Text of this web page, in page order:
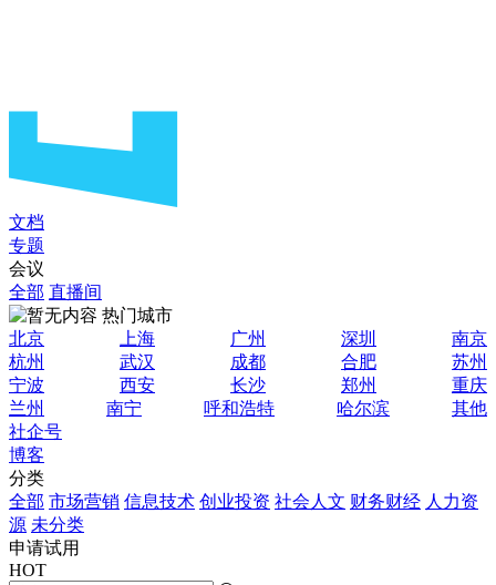
文档
专题
会议
全部 直播间
热门城市
北京
上海 广州 深圳
南京
杭州
武汉 成都 合肥
苏州
宁波
西安 长沙 郑州
重庆
兰州
南宁 呼和浩特 哈尔滨
其他
社企号
博客
分类
全部 市场营销 信息技术 创业投资 社会人文 财务财经 人力资
源 未分类
申请试用
HOT